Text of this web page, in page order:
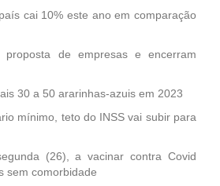
cai 10% este ano em comparação
proposta de empresas e encerram
30 a 50 ararinhas-azuis em 2023
mínimo, teto do INSS vai subir para
(26), a vacinar contra Covid
sem comorbidade